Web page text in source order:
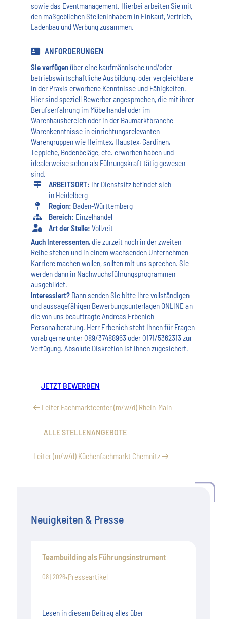
sowie das Eventmanagement. Hierbei arbeiten Sie mit
den maßgeblichen Stelleninhabern in Einkauf, Vertrieb,
Ladenbau und Werbung zusammen.
ANFORDERUNGEN
Sie verfügenüber eine kaufmännische und/oder
betriebswirtschaftliche Ausbildung, oder vergleichbare
in der Praxis erworbene Kenntnisse und Fähigkeiten.
Hier sind speziell Bewerber angesprochen, die mit ihrer
Berufserfahrung im Möbelhandel oder im
Warenhausbereich oder in der Baumarktbranche
Warenkenntnisse in einrichtungsrelevanten
Warengruppen wie Heimtex, Haustex, Gardinen,
Teppiche, Bodenbeläge, etc. erworben haben und
idealerweise schon als Führungskraft tätig gewesen
sind.
ARBEITSORT: Ihr Dienstsitz befindet sich
in Heidelberg
Region: Baden-Württemberg
Bereich: Einzelhandel
Art der Stelle: Vollzeit
Auch Interessenten, die zurzeit noch in der zweiten
Reihe stehen und in einem wachsenden Unternehmen
Karriere machen wollen, sollten mit uns sprechen. Sie
werden dann in Nachwuchsführungsprogrammen
ausgebildet.
Interessiert?Dann senden Sie bitte Ihre vollständigen
und aussagefähigen Bewerbungsunterlagen ONLINE an
die von uns beauftragte Andreas Erbenich
Personalberatung. Herr Erbenich steht Ihnen für Fragen
vorab gerne unter 089/37488963 oder 0171/5362313 zur
Verfügung. Absolute Diskretion ist Ihnen zugesichert.
JETZT BEWERBEN
Leiter Fachmarktcenter (m/w/d) Rhein-Main
ALLE STELLENANGEBOTE
Leiter (m/w/d) Küchenfachmarkt Chemnitz
Neuigkeiten & Presse
Teambuilding als Führungsinstrument
08 | 2026•Presseartikel
Lesen in diesem Beitrag alles über